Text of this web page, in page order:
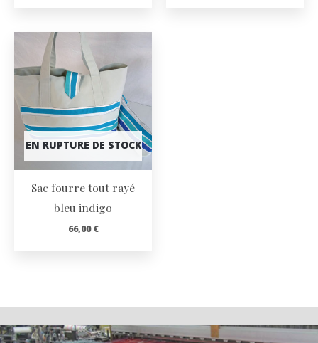
EN RUPTURE DE STOCK
Sac fourre tout rayé
bleu indigo
66,00€